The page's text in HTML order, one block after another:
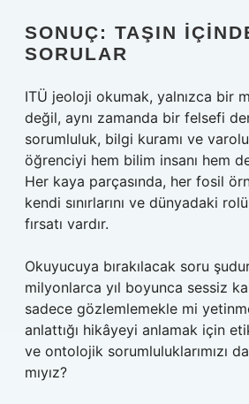
SONUÇ: TAŞIN
SORULAR
ITÜ jeoloji okumak, yalnızca bir
değil, aynı zamanda bir felsefi
sorumluluk, bilgi kuramı ve
öğrenciyi hem bilim insanı hem
Her kaya parçasında, her fosil
kendi sınırlarını ve dünyadaki
fırsatı vardır.
Okuyucuya bırakılacak soru
milyonlarca yıl boyunca sessiz
sadece gözlemlemekle mi
anlattığı hikâyeyi anlamak için
ve ontolojik sorumluluklarımızı
mıyız?